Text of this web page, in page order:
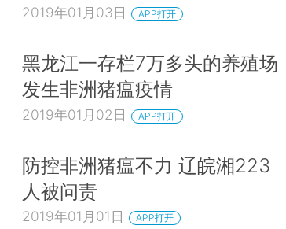
2019年01月03日 APP打开
黑龙江一存栏7万多头的养殖场
发生非洲猪瘟疫情
2019年01月02日 APP打开
防控非洲猪瘟不力 辽皖湘223
人被问责
2019年01月01日 APP打开